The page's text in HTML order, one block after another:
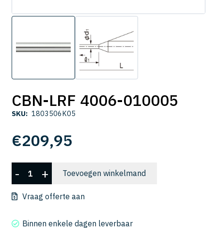
CBN-LRF 4006-010005
SKU: 1803506K05
€209,95
CBN-
LRF
4006-
aantal
- + Toevoegen winkelmand
Vraag offerte aan
Binnen enkele dagen leverbaar